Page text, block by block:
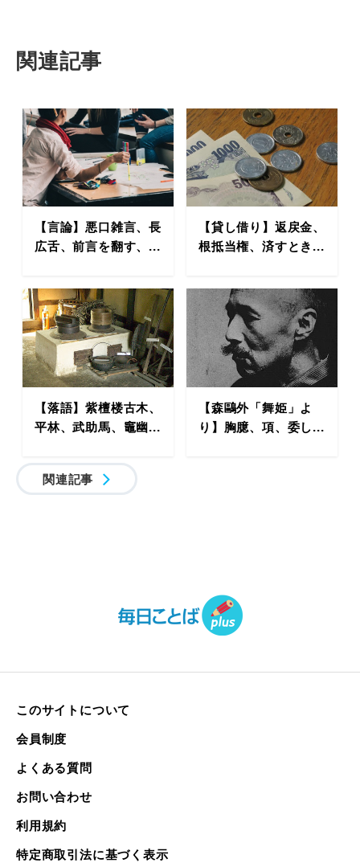
関連記事
【言論】悪口雑言、長
広舌、前言を翻す、...
【貸し借り】返戻金、
根抵当権、済すとき...
【落語】紫檀楼古木、
平林、武助馬、竈幽...
【森鷗外「舞姫」よ
り】胸臆、項、委し...
関連記事
このサイトについて
会員制度
よくある質問
お問い合わせ
利用規約
特定商取引法に基づく表示